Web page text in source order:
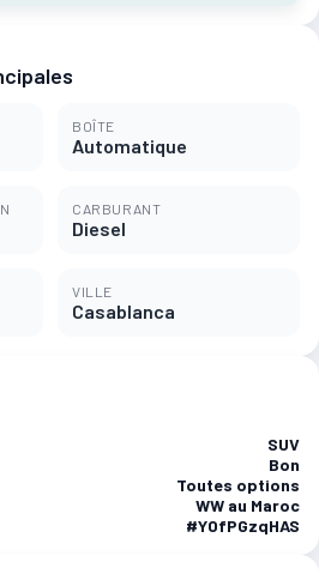
BOÎTE
Automatique
CARBURANT
Diesel
VILLE
Casablanca
SUV
Bon
Toutes options
WW au Maroc
#YOfPGzqHAS